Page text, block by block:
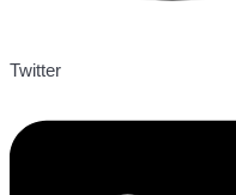
Twitter